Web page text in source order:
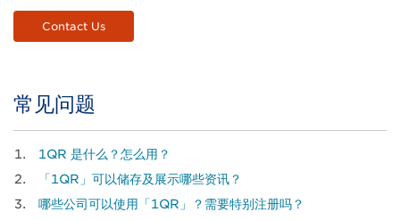
Contact Us
Title
常见问题
Body1QR 是什么？怎么用？
「1QR」可以储存及展示哪些资讯？
哪些公司可以使用「1QR」？需要特别注册吗？